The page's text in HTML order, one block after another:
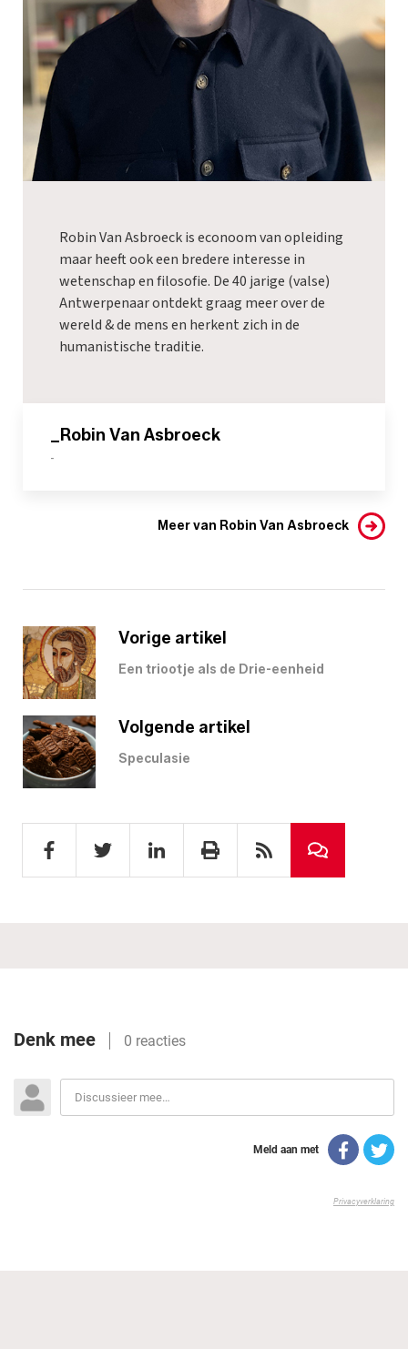
Robin Van Asbroeck is econoom van opleiding
maar heeft ook een bredere interesse in
wetenschap en filosofie. De 40 jarige (valse)
Antwerpenaar ontdekt graag meer over de
wereld & de mens en herkent zich in de
humanistische traditie.
_Robin Van Asbroeck
-
Meer van Robin Van Asbroeck
Vorige artikel
Een triootje als de Drie-eenheid
Volgende artikel
Speculasie